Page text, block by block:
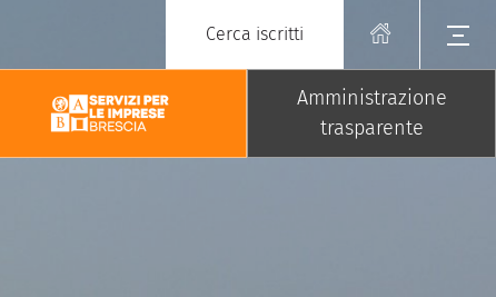
Cerca iscritti
Amministrazione
trasparente